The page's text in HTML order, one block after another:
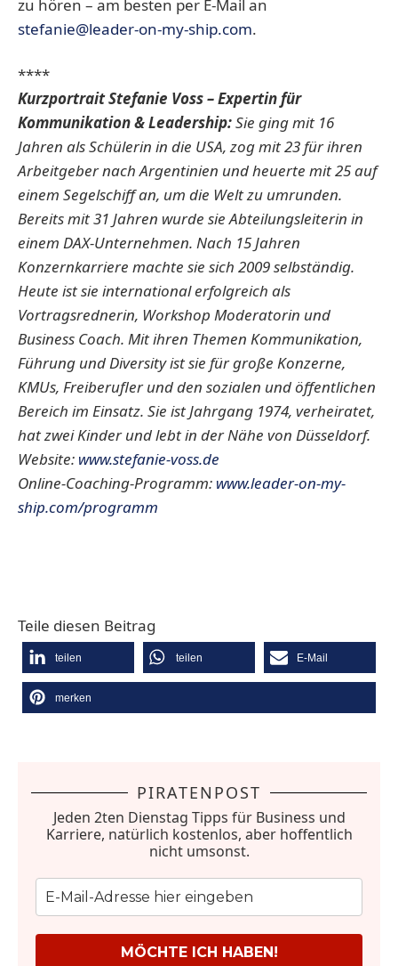
zu hören – am besten per E-Mail an
stefanie@leader-on-my-ship.com.
****
Kurzportrait Stefanie Voss– Expertin für
Kommunikation & Leadership:Sie ging mit 16
Jahren als Schülerin in die USA, zog mit 23 für ihren
Arbeitgeber nach Argentinien und heuerte mit 25 auf
einem Segelschiff an, um die Welt zu umrunden.
Bereits mit 31 Jahren wurde sie Abteilungsleiterin in
einem DAX-Unternehmen. Nach 15 Jahren
Konzernkarriere machte sie sich 2009 selbständig.
Heute ist sie international erfolgreich als
Vortragsrednerin, Workshop Moderatorin und
Business Coach. Mit ihren Themen Kommunikation,
Führung und Diversity ist sie für große Konzerne,
KMUs, Freiberufler und den sozialen und öffentlichen
Bereich im Einsatz. Sie ist Jahrgang 1974, verheiratet,
hat zwei Kinder und lebt in der Nähe von Düsseldorf.
Website: www.stefanie-voss.de
Online-Coaching-Programm: www.leader-on-my-
ship.com/programm
Teile diesen Beitrag
teilen teilen E-Mail
merken
PIRATENPOST
Jeden 2ten Dienstag Tipps für Business und
Karriere, natürlich kostenlos, aber hoffentlich
nicht umsonst.
MÖCHTE ICH HABEN!